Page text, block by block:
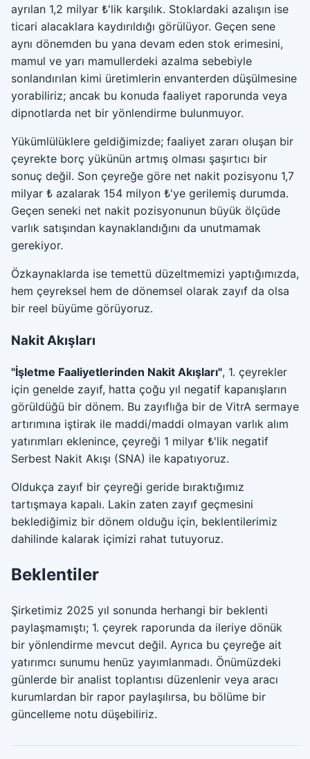
ayrılan 1,2 milyar ₺'lik karşılık. Stoklardaki azalışın ise
ticari alacaklara kaydırıldığı görülüyor. Geçen sene
aynı dönemden bu yana devam eden stok erimesini,
mamul ve yarı mamullerdeki azalma sebebiyle
sonlandırılan kimi üretimlerin envanterden düşülmesine
yorabiliriz; ancak bu konuda faaliyet raporunda veya
dipnotlarda net bir yönlendirme bulunmuyor.
Yükümlülüklere geldiğimizde; faaliyet zararı oluşan bir
çeyrekte borç yükünün artmış olması şaşırtıcı bir
sonuç değil. Son çeyreğe göre net nakit pozisyonu 1,7
milyar ₺ azalarak 154 milyon ₺'ye gerilemiş durumda.
Geçen seneki net nakit pozisyonunun büyük ölçüde
varlık satışından kaynaklandığını da unutmamak
gerekiyor.
Özkaynaklarda ise temettü düzeltmemizi yaptığımızda,
hem çeyreksel hem de dönemsel olarak zayıf da olsa
bir reel büyüme görüyoruz.
Nakit Akışları
"İşletme Faaliyetlerinden Nakit Akışları", 1. çeyrekler
için genelde zayıf, hatta çoğu yıl negatif kapanışların
görüldüğü bir dönem. Bu zayıflığa bir de VitrA sermaye
artırımına iştirak ile maddi/maddi olmayan varlık alım
yatırımları eklenince, çeyreği 1 milyar ₺'lik negatif
Serbest Nakit Akışı (SNA) ile kapatıyoruz.
Oldukça zayıf bir çeyreği geride bıraktığımız
tartışmaya kapalı. Lakin zaten zayıf geçmesini
beklediğimiz bir dönem olduğu için, beklentilerimiz
dahilinde kalarak içimizi rahat tutuyoruz.
Beklentiler
Şirketimiz 2025 yıl sonunda herhangi bir beklenti
paylaşmamıştı; 1. çeyrek raporunda da ileriye dönük
bir yönlendirme mevcut değil. Ayrıca bu çeyreğe ait
yatırımcı sunumu henüz yayımlanmadı. Önümüzdeki
günlerde bir analist toplantısı düzenlenir veya aracı
kurumlardan bir rapor paylaşılırsa, bu bölüme bir
güncelleme notu düşebiliriz.